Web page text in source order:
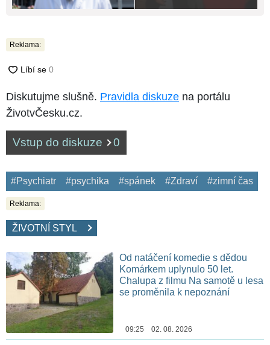
Reklama:
Diskutujme slušně. Pravidla diskuze na portálu
ŽivotvČesku.cz.
Vstup do diskuze 0
#Psychiatr #psychika #spánek #Zdraví #zimní čas
Reklama:
ŽIVOTNÍ STYL
Od natáčení komedie s dědou
Komárkem uplynulo 50 let.
Chalupa z filmu Na samotě u lesa
se proměnila k nepoznání
09:25 02. 08. 2026